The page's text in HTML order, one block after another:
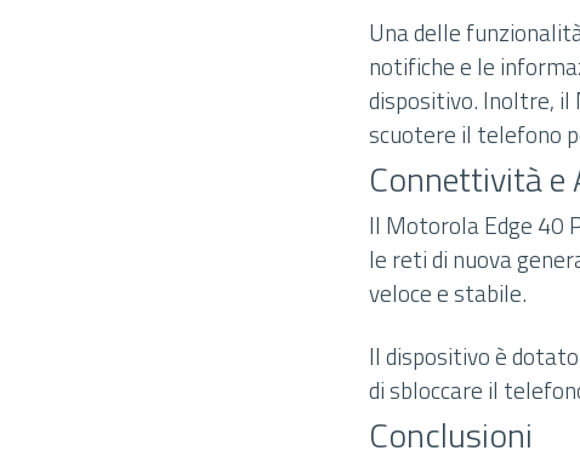
Una delle
notifiche e le
dispositivo. Inoltre, il
scuotere il telefono
Connettività
Il Motorola Edge 40
le reti di nuova
veloce e stabile.
Il dispositivo è
di sbloccare il
Conclusioni